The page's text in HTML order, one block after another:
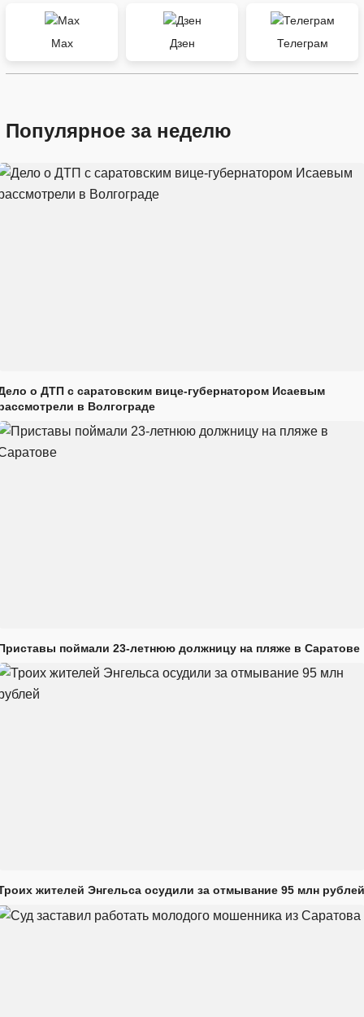
Max Дзен Телеграм
Популярное за неделю
о ДТП с саратовским вице-губернатором Исаевым
в Волгограде
поймали 23-летнюю должницу на пляже в Саратове
жителей Энгельса осудили за отмывание 95 млн рублей